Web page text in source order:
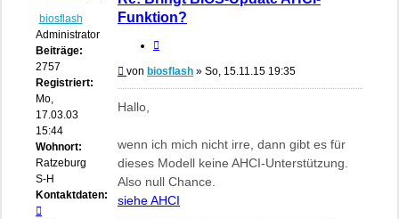
biosflash
Administrator
Beiträge:
2757
Registriert:
Mo,
17.03.03
15:44
Wohnort:
Ratzeburg,
S-H
Kontaktdaten:
Funktion?
Beitrag
von biosflash » So, 15.11.15 19:35
Hallo,
wenn ich mich nicht irre, dann gibt es für
dieses Modell keine AHCI-Unterstützung.
Also null Chance.
siehe AHCI